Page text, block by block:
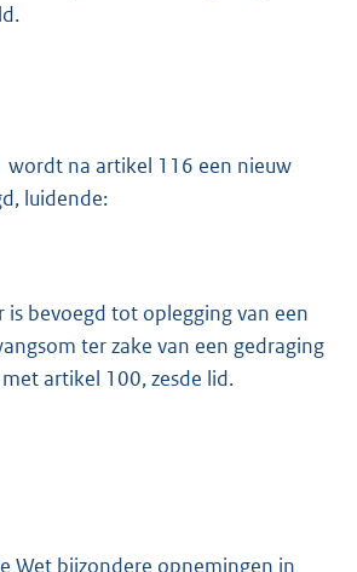
wordt na artikel 116 een nieuw
luidende:
is bevoegd tot oplegging van een
ter zake van een gedraging
artikel 100, zesde lid.
Wet bijzondere opnemingen in